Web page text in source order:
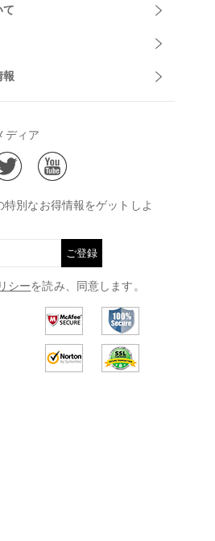
て
づく表示
いて
特別なお得情報をゲットしよ
ご登録
シーを読み、同意します。
ディア